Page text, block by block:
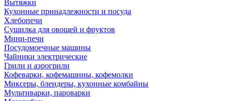
Вытяжки
Кухонные принадлежности и посуда
Хлебопечи
Сушилка для овощей и фруктов
Мини-печи
Посудомоечные машины
Чайники электрические
Грили и аэрогрили
Кофеварки, кофемашины, кофемолки
Миксеры, блендеры, кухонные комбайны
Мультиварки, пароварки